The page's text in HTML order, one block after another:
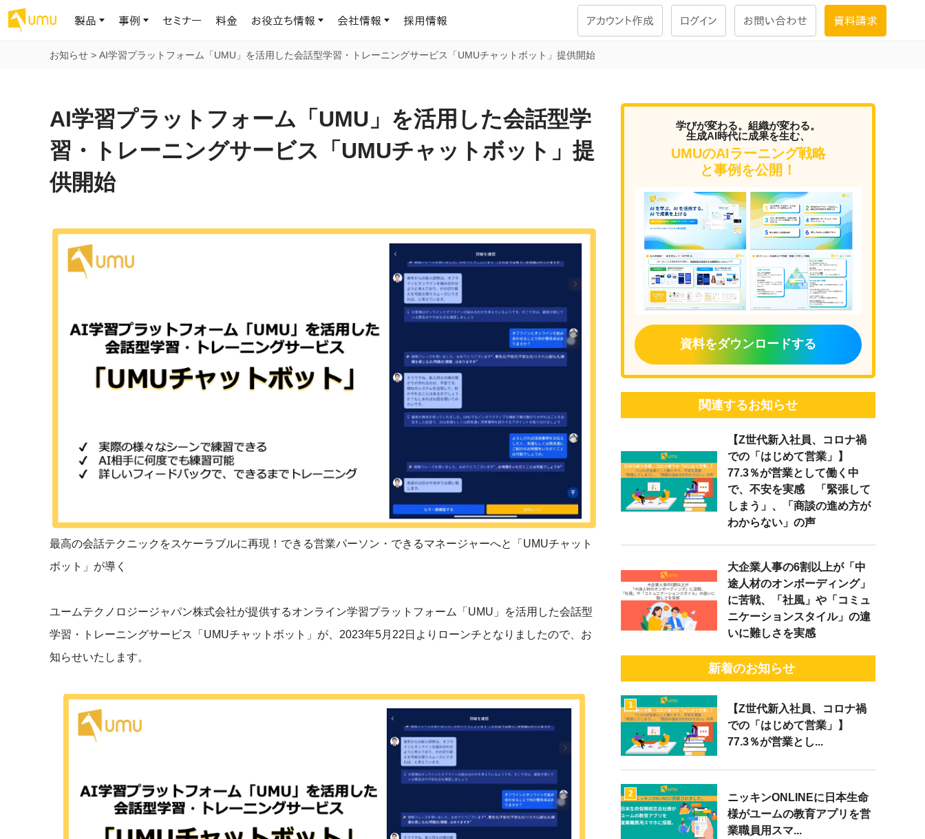
製品
AIリテラシーコース
大規模言語モデル時代のAIリテラ
シー養成オンラインコース
プロンプトリテラシーのミニコ
ラシーの習得
AIリテラシー アセスメント
AI人材育成：次世代トップセー
営業担当者のAI活用力を高め、成
AI時代の全ビジネスパーソン必須
AIでタスクの優先順位を瞬時に判
断。 時間の管理からエネルギーの
AI人材育成：プロジェクトマネ
ジメント
戦略を立案。組織を巻き込み、成果
AI人材育成：HRエンパワーメ
AIでオペレーション業務から解放。
AIロープレ
学習の科学に基づくAIロープレで、
現場スキルを再現可能な組織成果
へ
ジャーの指導力から、営業担当者
ードバックでスキルを定着
uShow
製品紹介や営業トレーニングといっ
UMU AI課題
の質を飛躍的に高め、スキルアップ
UMU AIビデオ
AIバーチャル講師の動画をワンクリ
uAsk
社内の情報資産を活用し、社員か
らの質問に回答する専属のAIアシ
スピーチやプレゼンに効果的なジェ
スチャーに特化した実践トレーニン
あらゆる業務シナリオに最適化され
た、100以上のAIネイティブツール
ラーニングプラットフォーム
データセンター
アセスメント
セキュリティー
試験を受ける
大画面インタラクション
学習プログラム
事例
お客様の課題解決のプロセスと成果を、インタビュー記事でご紹介し
お客様の声
UMUをご利用中のお客様から寄せられた、リアルなご感想や喜びの
導入企業一覧
2.8万社以上が導入した信頼と実績の一覧を、こちらでご覧いただけ
セミナー 料金 お役立ち情報
AI活用や人材育成に役立つ、課題解決のための資料を無料でご提
供します
お知らせ
イベントやプレスリリースなど、UMUに関する最新の公式情報をお届
けします
UMUコースマーケット
プロが作成した質の高い研修コースを購入し、即座に自社で導入で
専門家がAIや組織開発を深掘り解説する、実践に役立つナレッジで
す
よくある質問
会社情報
世界203カ国・国内28,000社以上の導入実績と基本情報
私たちについて
ミッション・ビジョン、社名に込められた想い
代表・顧問
代表と各分野の顧問・アドバイザーをご紹介
ISO認証取得済み。最高水準のセキュリティ体制
採用情報 アカウント作成 ログイン お問い合わせ 資料請求
お知らせ > AI学習プラットフォーム「UMU」を活用した会話型学習・トレーニングサービス「UMUチャットボット」提供開始
AI学習プラットフォーム「UMU」を活用した会話型学
習・トレーニングサービス「UMUチャットボット」提
供開始
最高の会話テクニックをスケーラブルに再現！できる営業パーソン・できるマネージャーへと「UMUチャット
ボット」が導く
ユームテクノロジージャパン株式会社が提供するオンライン学習プラットフォーム「UMU」を活用した会話型
学習・トレーニングサービス「UMUチャットボット」が、2023年5月22日よりローンチとなりましたので、お
知らせいたします。
学びが変わる。組織が変わる。
生成AI時代に成果を生む、
UMUのAIラーニング戦略
と事例を公開！
資料をダウンロードする
関連するお知らせ
【Z世代新入社員、コロナ禍
での「はじめて営業」】
77.3％が営業として働く中
で、不安を実感 「緊張して
しまう」、「商談の進め方が
わからない」の声
大企業人事の6割以上が「中
途人材のオンボーディング」
に苦戦、「社風」や「コミュ
ニケーションスタイル」の違
いに難しさを実感
新着のお知らせ
1
【Z世代新入社員、コロナ禍
での「はじめて営業」】
77.3％が営業とし...
2
ニッキンONLINEに日本生命
様がユームの教育アプリを営
業職員用スマ...